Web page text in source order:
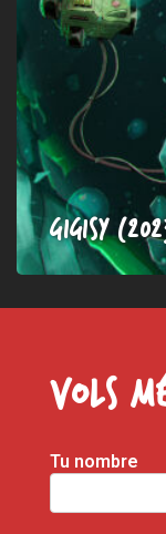
Gigisy
Vols
Tu nombre